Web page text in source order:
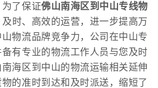
为了保证佛山南海区到中山专线物
时、高效的运营，进一步提高万
物流品牌竞争力，公司在中山专
有专业的物流工作人员与您及时
海区到中山的物流运输相关延伸
的准时到达和及时派送，缩短了